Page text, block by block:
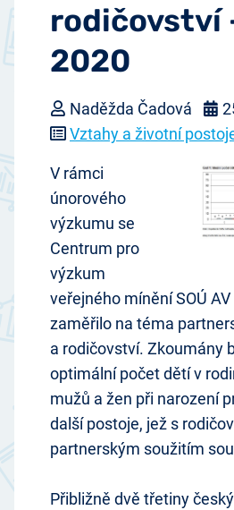
rodičovství
2020
Naděžda Čadová
Vztahy a životní
V rámci
únorového
výzkumu se
Centrum pro
výzkum
veřejného mínění SOÚ
zaměřilo na téma
a rodičovství. Zkoumány
optimální počet dětí v
mužů a žen při narození
další postoje, jež s
partnerským soužitím
Přibližně dvě třetiny